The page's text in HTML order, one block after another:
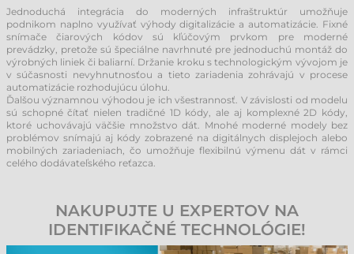
Jednoduchá integrácia do moderných infraštruktúr umožňuje
podnikom naplno využívať výhody digitalizácie a automatizácie. Fixné
snímače čiarových kódov sú kľúčovým prvkom pre moderné
prevádzky, pretože sú špeciálne navrhnuté pre jednoduchú montáž do
výrobných liniek či baliarní. Držanie kroku s technologickým vývojom je
v súčasnosti nevyhnutnosťou a tieto zariadenia zohrávajú v procese
automatizácie rozhodujúcu úlohu.
Ďalšou významnou výhodou je ich všestrannosť. V závislosti od modelu
sú schopné čítať nielen tradičné 1D kódy, ale aj komplexné 2D kódy,
ktoré uchovávajú väčšie množstvo dát. Mnohé moderné modely bez
problémov snímajú aj kódy zobrazené na digitálnych displejoch alebo
mobilných zariadeniach, čo umožňuje flexibilnú výmenu dát v rámci
celého dodávateľského reťazca.
NAKUPUJTE U EXPERTOV NA
IDENTIFIKAČNÉ TECHNOLÓGIE!